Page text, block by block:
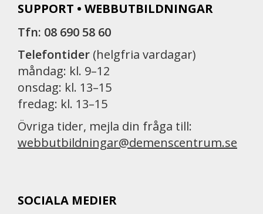
SUPPORT • WEBBUTBILDNINGAR
Tfn: 08 690 58 60
Telefontider (helgfria vardagar)
måndag: kl. 9–12
onsdag: kl. 13–15
fredag: kl. 13–15
Övriga tider, mejla din fråga till:
webbutbildningar@demenscentrum.se
SOCIALA MEDIER